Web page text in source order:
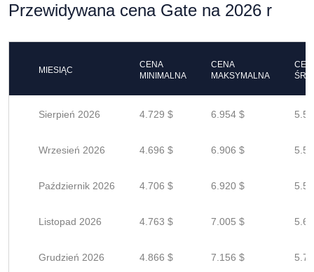
Przewidywana cena Gate na 2026 r
MIESIĄC
CENA
MINIMALNA
CENA
MAKSYMALNA
Sierpień 2026 4.729 $ 6.954 $
Wrzesień 2026 4.696 $ 6.906 $
Październik 2026 4.706 $ 6.920 $
Listopad 2026 4.763 $ 7.005 $
Grudzień 2026 4.866 $ 7.156 $